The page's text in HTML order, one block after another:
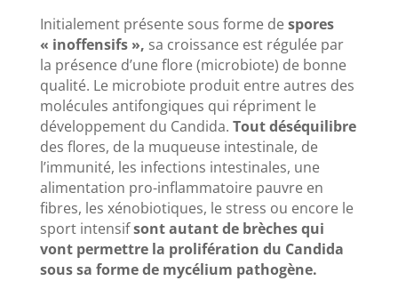
Initialement présente sous forme despores
« inoffensifs », sa croissance est régulée par
la présence d’une flore (microbiote) de bonne
qualité. Le microbiote produit entre autres des
molécules antifongiques qui répriment le
développement du Candida. Tout déséquilibre
des flores, de la muqueuse intestinale, de
l’immunité, les infections intestinales, une
alimentation pro-inflammatoire pauvre en
fibres, les xénobiotiques, le stress ou encore le
sport intensifsont autant de brèches qui
vont permettre la prolifération du Candida
sous sa forme de mycélium pathogène.